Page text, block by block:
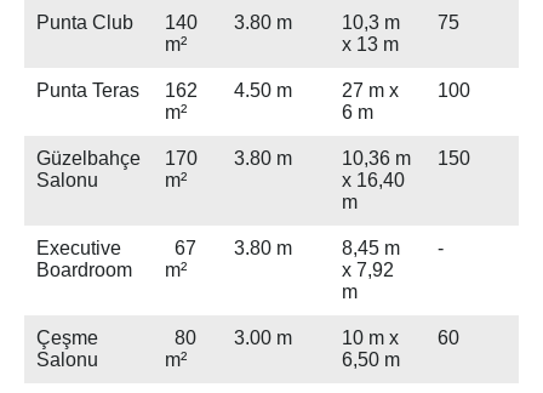
Punta Club
140
m²
3.80 m
10,3 m
x 13 m
75
Punta Teras
162
m²
4.50 m
27 m x
6 m
100
Güzelbahçe
Salonu
170
m²
3.80 m
10,36 m
x 16,40
m
150
Executive
Boardroom
67
m²
3.80 m
8,45 m
x 7,92
m
-
Çeşme
Salonu
80
m²
3.00 m
10 m x
6,50 m
60